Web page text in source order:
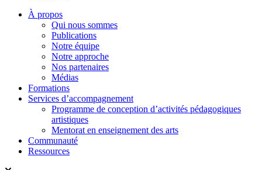
À propos
Qui nous sommes
Publications
Notre équipe
Notre approche
Nos partenaires
Médias
Formations
Services d’accompagnement
Programme de conception d’activités pédagogiques
artistiques
Mentorat en enseignement des arts
Communauté
Ressources